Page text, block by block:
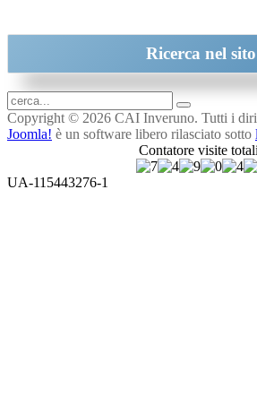
Ricerca nel sito
Copyright © 2026 CAI Inveruno. Tutti i
Joomla! è un software libero rilasciato sotto
Contatore visite
UA-115443276-1